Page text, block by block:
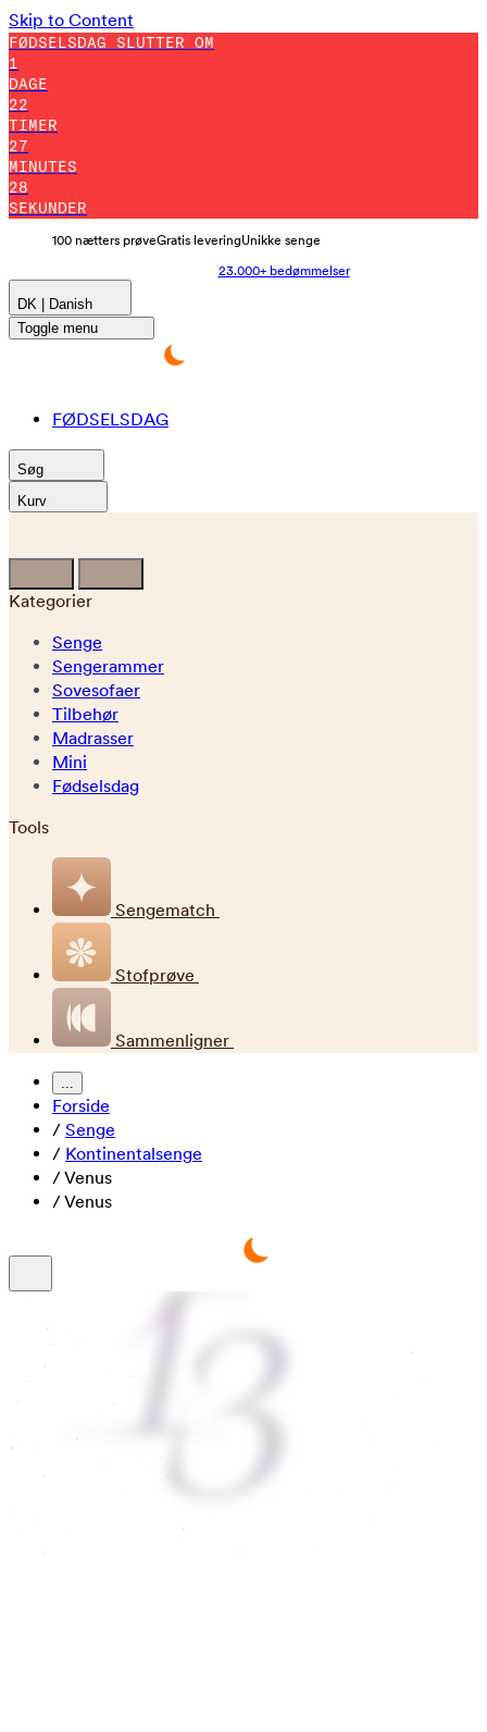
Skip to Content
FØDSELSDAG SLUTTER OM
1
DAGE
22
TIMER
27
MINUTES
18
SEKUNDER
100 nætters prøveGratis leveringUnikke senge
23.000+ bedømmelser
DK | Danish
Toggle menu
FØDSELSDAG
Søg
Kurv
Kategorier
Senge
Sengerammer
Sovesofaer
Tilbehør
Madrasser
Mini
Fødselsdag
Tools
Sengematch
Stofprøve
Sammenligner
...
Forside
/ Senge
/ Kontinentalsenge
/Venus
/Venus